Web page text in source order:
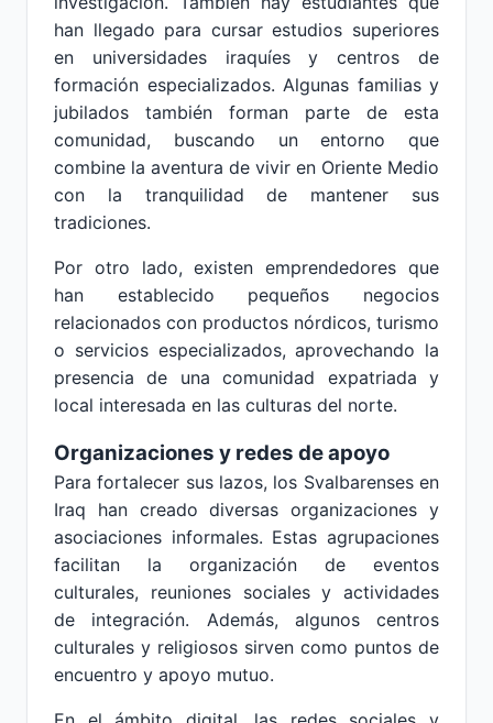
han llegado para cursar estudios superiores
en universidades iraquíes y centros de
formación especializados. Algunas familias y
jubilados también forman parte de esta
comunidad, buscando un entorno que
combine la aventura de vivir en Oriente Medio
con la tranquilidad de mantener sus
tradiciones.
Por otro lado, existen emprendedores que
han establecido pequeños negocios
relacionados con productos nórdicos, turismo
o servicios especializados, aprovechando la
presencia de una comunidad expatriada y
local interesada en las culturas del norte.
Organizaciones y redes de apoyo
Para fortalecer sus lazos, los Svalbarenses en
Iraq han creado diversas organizaciones y
asociaciones informales. Estas agrupaciones
facilitan la organización de eventos
culturales, reuniones sociales y actividades
de integración. Además, algunos centros
culturales y religiosos sirven como puntos de
encuentro y apoyo mutuo.